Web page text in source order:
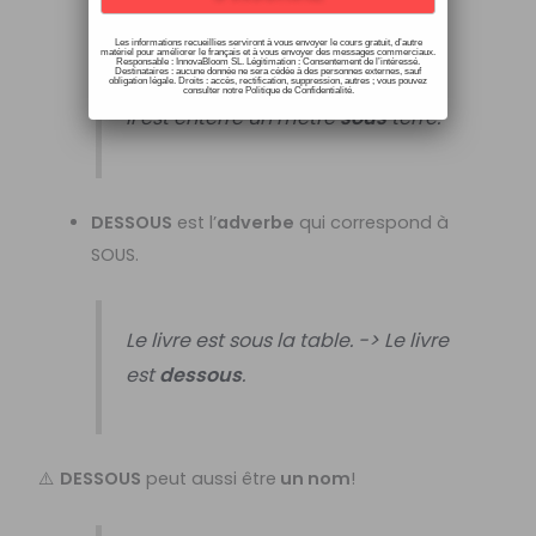
Le chat estsousla table.
Il est enterré un mètresousterre.
DESSOUS est l’adverbe qui correspond à
SOUS.
Le livre est sous la table. -> Le livre
estdessous.
⚠️ DESSOUS peut aussi être un nom!
Les informations recueillies serviront à vous envoyer le cours gratuit, d’autre
matériel pour améliorer le français et à vous envoyer des messages commerciaux.
Responsable : InnovaBloom SL. Légitimation : Consentement de l’intéressé.
Destinataires : aucune donnée ne sera cédée à des personnes externes, sauf
obligation légale. Droits : accès, rectification, suppression, autres ; vous pouvez
consulter notre Politique de Confidentialité.